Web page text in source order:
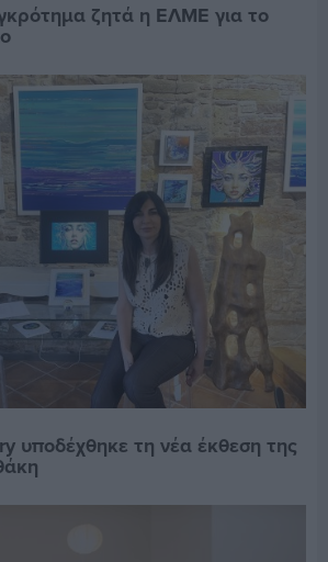
ζητά η ΕΛΜΕ για το
υποδέχθηκε τη νέα έκθεση της